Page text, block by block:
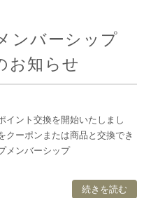
ンバーシップ
お知らせ
イント交換を開始いたしまし
クーポンまたは商品と交換でき
メンバーシップ
続きを読む